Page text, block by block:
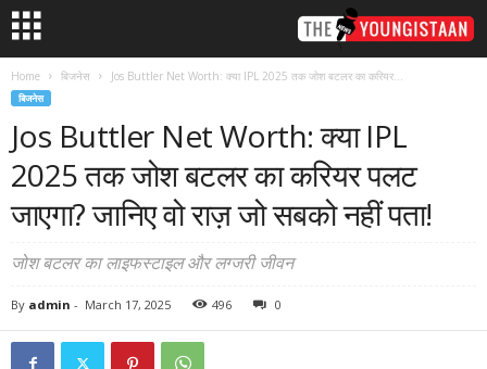
Home बिजनेस Jos Buttler Net Worth: क्या IPL 2025 तक जोश बटलर का करियर...
बिजनेस
Jos Buttler Net Worth: क्या IPL
2025 तक जोश बटलर का करियर पलट
जाएगा? जानिए वो राज़ जो सबको नहीं पता!
जोश बटलर का लाइफस्टाइल और लग्जरी जीवन
By admin - March 17, 2025 496 0